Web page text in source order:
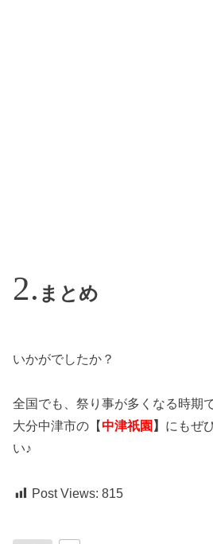
まとめ
いかがでしたか？
全国でも、祭り事が多くなる時期で
大分中津市の【中津祇園 】 にもぜ
い♪
Post Views: 815